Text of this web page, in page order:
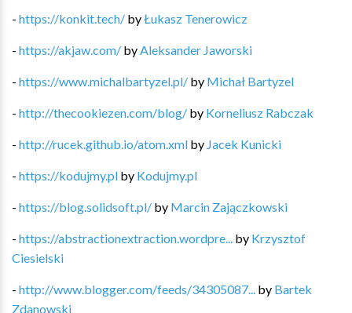
- https://konkit.tech/ byŁukasz Tenerowicz
- https://akjaw.com/ by Aleksander Jaworski
- https://www.michalbartyzel.pl/ by Michał Bartyzel
- http://thecookiezen.com/blog/ by Korneliusz Rabczak
- http://rucek.github.io/atom.xml by Jacek Kunicki
- https://kodujmy.pl by Kodujmy.pl
- https://blog.solidsoft.pl/ by Marcin Zajączkowski
- https://abstractionextraction.wordpre... by Krzysztof
Ciesielski
- http://www.blogger.com/feeds/34305087... by Bartek
Zdanowski